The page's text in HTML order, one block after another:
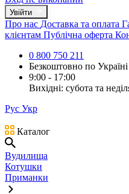
Увійти
Про нас Доставка та оплата
клієнтам Публічна оферта
0 800 750 211
Безкоштовно по Україні
9:00 - 17:00
Вихідні: субота та
Рус Укр
Каталог
Вудилища
Котушки
Приманки